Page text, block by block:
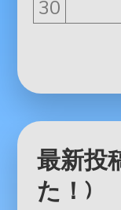
30
最新投
た！)